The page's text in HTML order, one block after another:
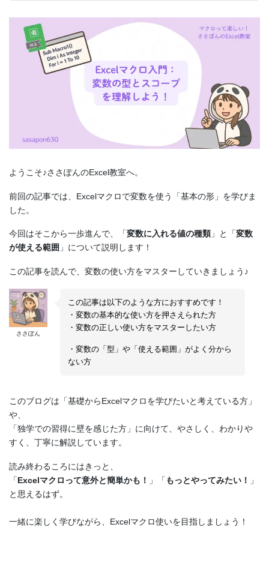
ようこそ♪ささぽんのExcel教室へ。
前回の記事では、Excelマクロで変数を使う「基本の形」を学びま
した。
今回はそこから一歩進んで、「変数に入れる値の種類 」と「変数
が使える範囲 」について説明します！
この記事を読んで、変数の使い方をマスターしていきましょう♪
ささぽん
この記事は以下のような方におすすめです！
・変数の基本的な使い方を押さえられた方
・変数の正しい使い方をマスターしたい方
・変数の「型」や「使える範囲」がよく分から
ない方
このブログは「基礎からExcelマクロを学びたいと考えている方」
や、
「独学での習得に壁を感じた方」に向けて、やさしく、わかりや
すく、丁寧に解説しています。
読み終わるころにはきっと、
「Excelマクロって意外と簡単かも！ 」「 もっとやってみたい！
」
と思えるはず。
一緒に楽しく学びながら、Excelマクロ使いを目指しましょう！